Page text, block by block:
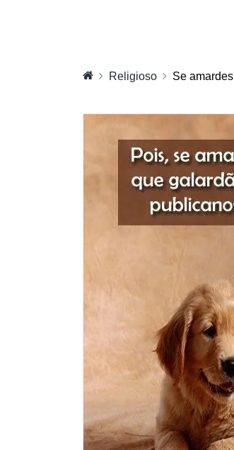
Religioso Se amardes